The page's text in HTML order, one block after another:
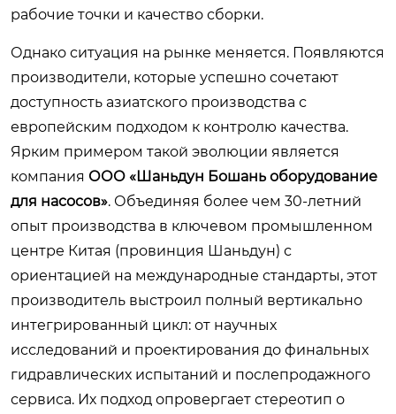
рабочие точки и качество сборки.
Однако ситуация на рынке меняется. Появляются
производители, которые успешно сочетают
доступность азиатского производства с
европейским подходом к контролю качества.
Ярким примером такой эволюции является
компания ООО «Шаньдун Бошань оборудование
для насосов». Объединяя более чем 30-летний
опыт производства в ключевом промышленном
центре Китая (провинция Шаньдун) с
ориентацией на международные стандарты, этот
производитель выстроил полный вертикально
интегрированный цикл: от научных
исследований и проектирования до финальных
гидравлических испытаний и послепродажного
сервиса. Их подход опровергает стереотип о